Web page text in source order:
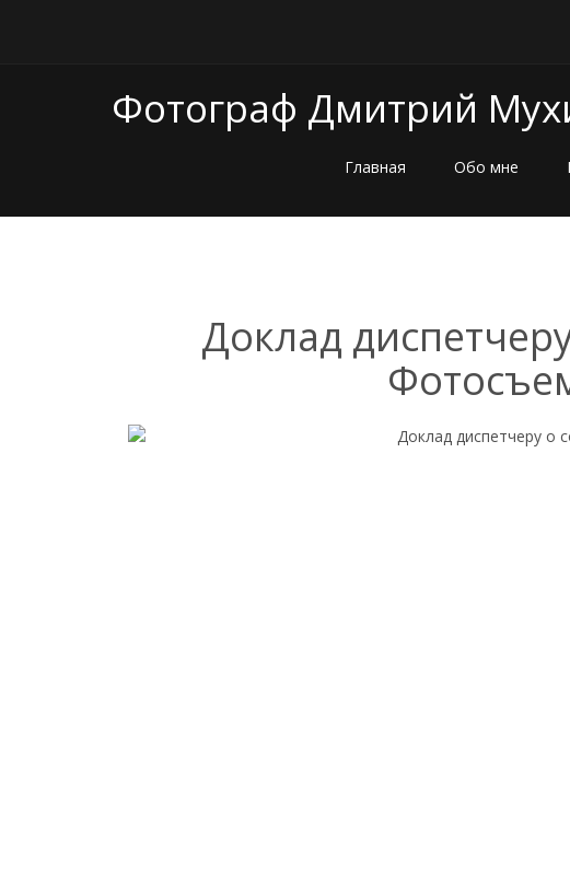
Фотограф Дмитрий
Главная Обо мне
Доклад